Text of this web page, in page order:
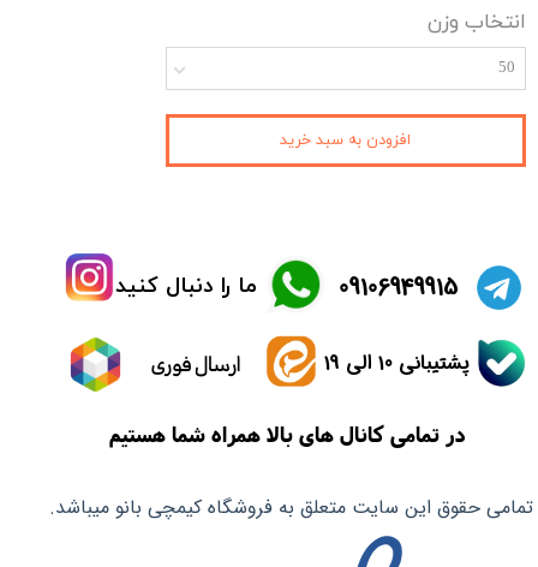
انتخاب وزن
50
افزودن به سبد خرید
تمامی حقوق این سایت متعلق به فروشگاه کیمچی بانو میباشد.
ما را دنبال کنید ​09106949915
ارسال فوری پشتیبانی 10 الی 19
در تمامی کانال های بالا همراه شما هستیم